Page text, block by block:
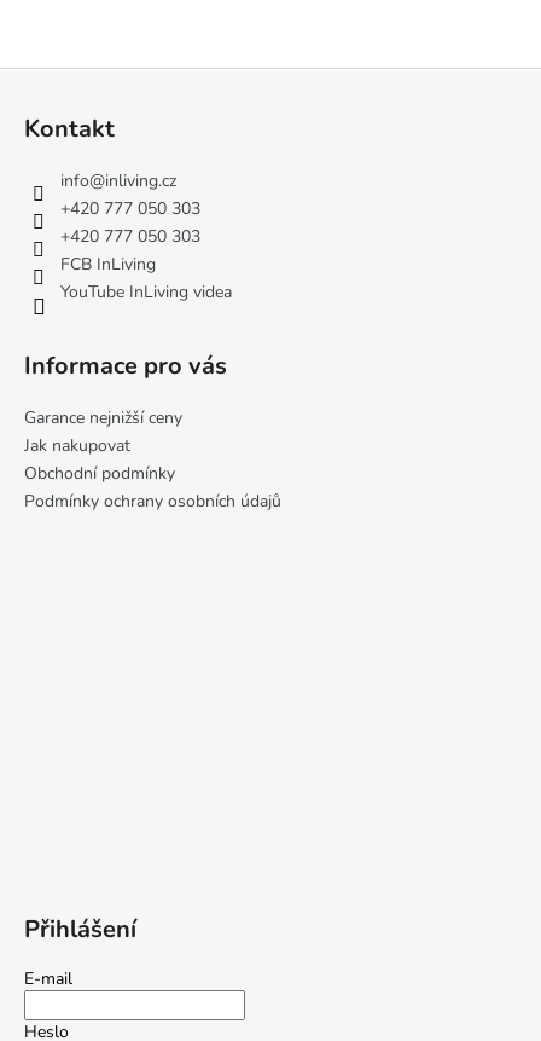
Kontakt
info@inliving.cz
+420 777 050 303
+420 777 050 303
FCB InLiving
YouTube InLiving videa
Informace pro vás
Garance nejnižší ceny
Jak nakupovat
Obchodní podmínky
Podmínky ochrany osobních údajů
Přihlášení
E-mail
Heslo